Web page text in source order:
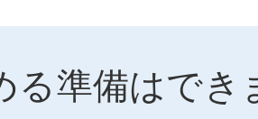
る準備はでき